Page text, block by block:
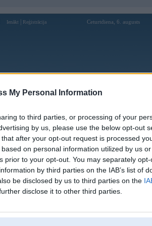
My Personal Information
to third parties, or processing of your
by us, please use the below opt-out
after your opt-out request is processed
on personal information utilized by us
prior to your opt-out. You may separately
by third parties on the IAB’s list of
be disclosed by us to third parties on the
disclose it to other third parties.
Ienākt Reģistrācija Ceturtdiena, 6. augusts
Reģistrācija Lietotāji
profils
9dbettcombr
0
Pēdējie ziņojumi forumā